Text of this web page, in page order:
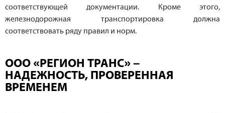
соответствующей документации. Кроме этого,
железнодорожная транспортировка должна
соответствовать ряду правил и норм.
ООО «РЕГИОН ТРАНС» –
НАДЕЖНОСТЬ, ПРОВЕРЕННАЯ
ВРЕМЕНЕМ